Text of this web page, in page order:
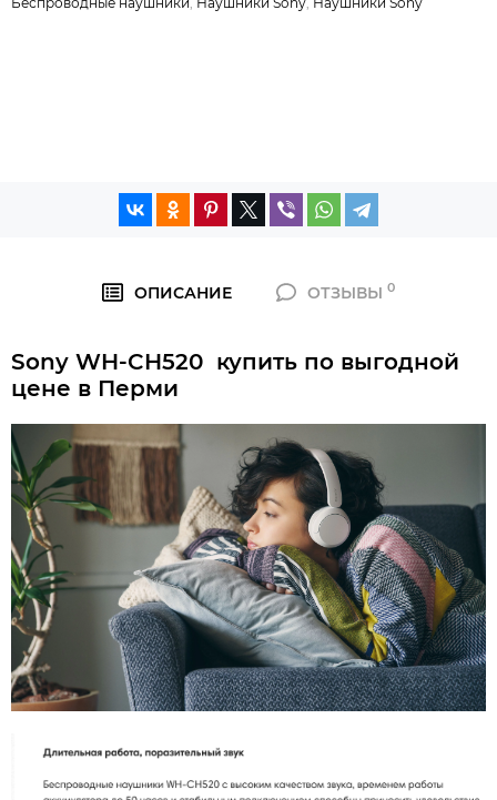
ОПИСАНИЕ ОТЗЫВЫ0
Sony WH-CH520 купить по выгодной
цене в Перми